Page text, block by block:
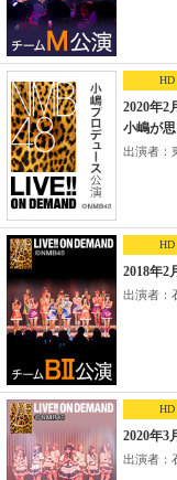
HD
2020年2
小嶋が
出演者：
HD
2018年2
出演者：
HD
2020年3
出演者：